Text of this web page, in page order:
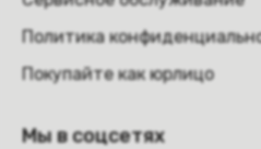
Политика
Покупайте как юрлицо
Мы в соцсетях